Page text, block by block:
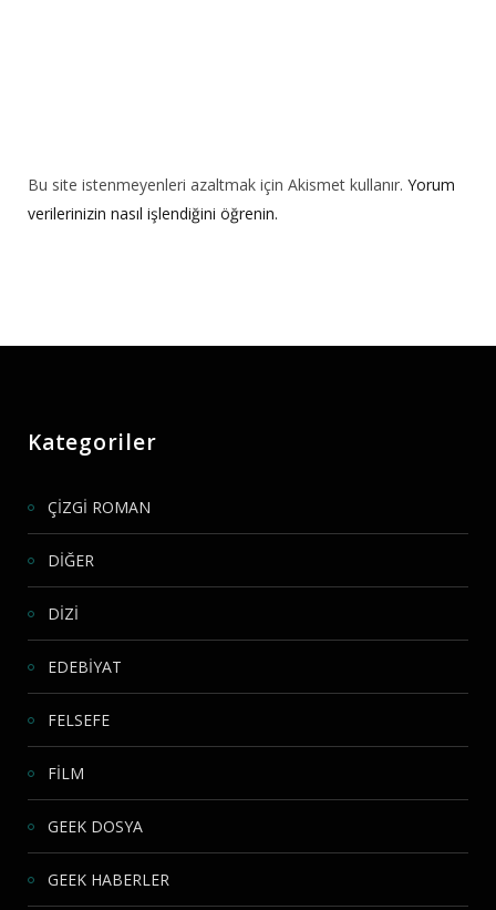
Bu site istenmeyenleri azaltmak için Akismet kullanır. Yorum
verilerinizin nasıl işlendiğini öğrenin.
Kategoriler
ÇİZGİ ROMAN
DİĞER
DİZİ
EDEBİYAT
FELSEFE
FİLM
GEEK DOSYA
GEEK HABERLER